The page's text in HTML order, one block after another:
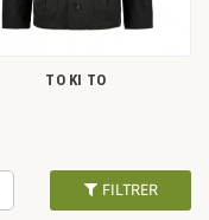
TO KI TO
FILTRER